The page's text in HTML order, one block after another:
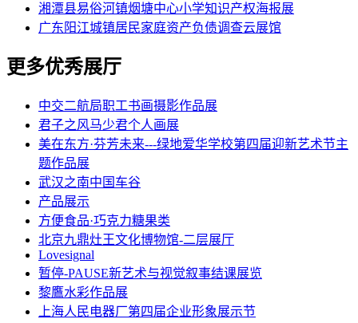
湘潭县易俗河镇烟塘中心小学知识产权海报展
广东阳江城镇居民家庭资产负债调查云展馆
更多优秀展厅
中交二航局职工书画摄影作品展
君子之风马少君个人画展
美在东方·芬芳未来---绿地爱华学校第四届迎新艺术节主
题作品展
武汉之南中国车谷
产品展示
方便食品·巧克力糖果类
北京九鼎灶王文化博物馆-二层展厅
Lovesignal
暂停-PAUSE新艺术与视觉叙事结课展览
黎鷹水彩作品展
上海人民电器厂第四届企业形象展示节